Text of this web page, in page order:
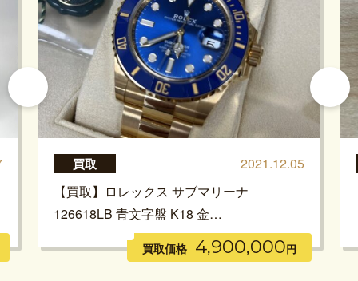
買取
2021.12.05
【買取】ロレックス サブマリーナ
126618LB 青文字盤 K18 金…
買取価格 4,900,000円